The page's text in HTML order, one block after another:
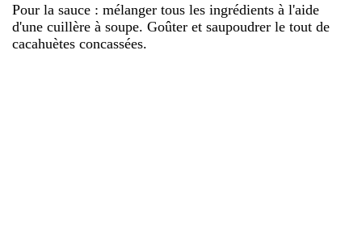
Pour la sauce : mélanger tous les ingrédients à l'aide
d'une cuillère à soupe. Goûter et saupoudrer le tout de
cacahuètes concassées.